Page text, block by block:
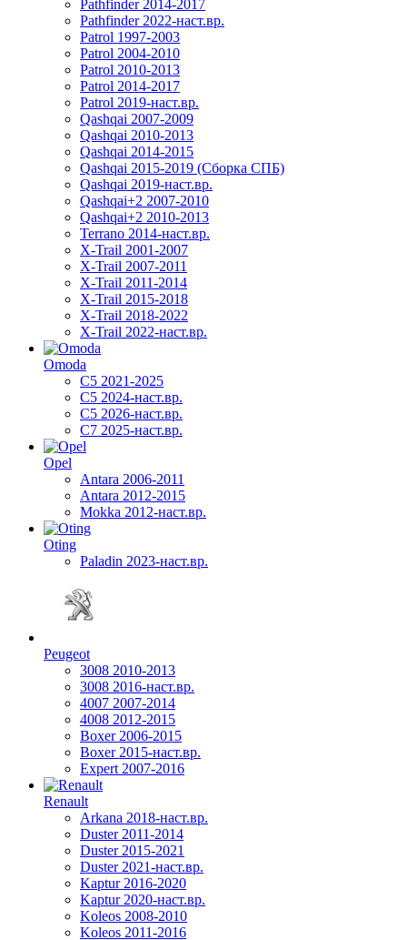
Pathfinder 2014-2017
Pathfinder 2022-наст.вр.
Patrol 1997-2003
Patrol 2004-2010
Patrol 2010-2013
Patrol 2014-2017
Patrol 2019-наст.вр.
Qashqai 2007-2009
Qashqai 2010-2013
Qashqai 2014-2015
Qashqai 2015-2019 (Сборка СПБ)
Qashqai 2019-наст.вр.
Qashqai+2 2007-2010
Qashqai+2 2010-2013
Terrano 2014-наст.вр.
X-Trail 2001-2007
X-Trail 2007-2011
X-Trail 2011-2014
X-Trail 2015-2018
X-Trail 2018-2022
X-Trail 2022-наст.вр.
Omoda
C5 2021-2025
C5 2024-наст.вр.
C5 2026-наст.вр.
C7 2025-наст.вр.
Opel
Antara 2006-2011
Antara 2012-2015
Mokka 2012-наст.вр.
Oting
Paladin 2023-наст.вр.
Peugeot
3008 2010-2013
3008 2016-наст.вр.
4007 2007-2014
4008 2012-2015
Boxer 2006-2015
Boxer 2015-наст.вр.
Expert 2007-2016
Renault
Arkana 2018-наст.вр.
Duster 2011-2014
Duster 2015-2021
Duster 2021-наст.вр.
Kaptur 2016-2020
Kaptur 2020-наст.вр.
Koleos 2008-2010
Koleos 2011-2016